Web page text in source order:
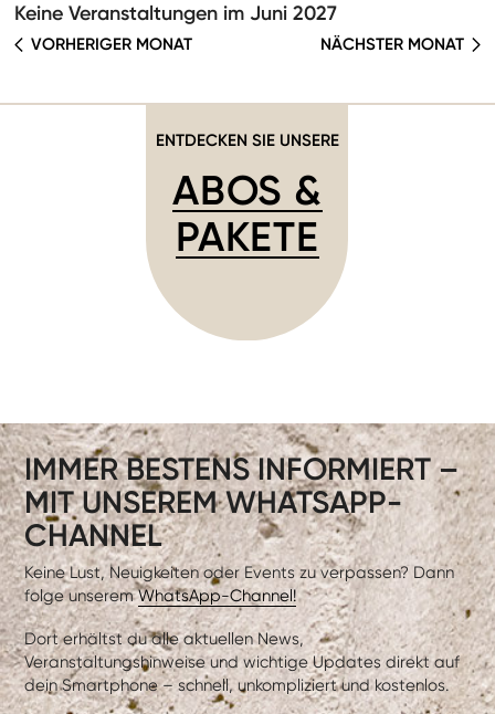
Keine Veranstaltungen im Juni 2027
VORHERIGER MONAT NÄCHSTER MONAT
ENTDECKEN SIE UNSERE
ABOS &
PAKETE
IMMER BESTENS INFORMIERT –
MIT UNSEREM WHATSAPP-
CHANNEL
Keine Lust, Neuigkeiten oder Events zu verpassen? Dann
folge unseremWhatsApp-Channel!
Dort erhältst du alle aktuellen News,
Veranstaltungshinweise und wichtige Updates direkt auf
dein Smartphone – schnell, unkompliziert und kostenlos.